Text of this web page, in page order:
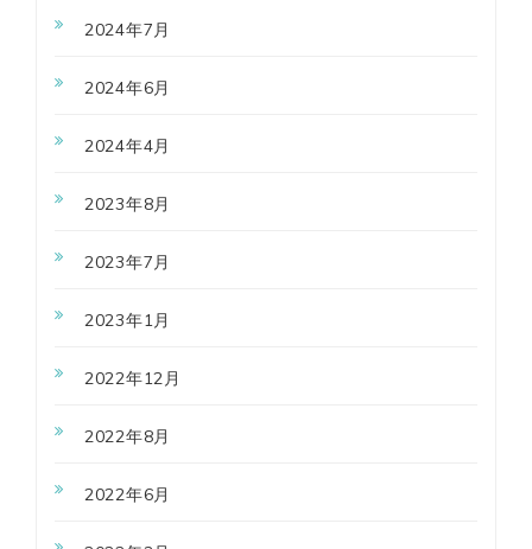
2024年7月
2024年6月
2024年4月
2023年8月
2023年7月
2023年1月
2022年12月
2022年8月
2022年6月